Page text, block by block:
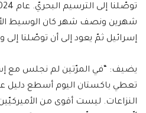
شهرين ونصف شهر كان الوسيط
إسرائيل ثمّ يعود إلى أن توصّلنا إلى
يضيف: “في المرّتين لم نجلس مع
تعطي باكستان اليوم أسطع دليل
النزاعات. ليست أقوى من الأميركيّين